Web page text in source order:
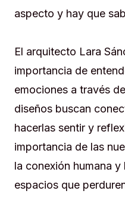
aspecto y hay que
El arquitecto Lara
importancia de
emociones a través
diseños buscan
hacerlas sentir y
importancia de las
la conexión humana
espacios que